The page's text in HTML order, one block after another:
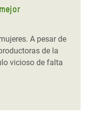
A pesar de
de la
vicioso de falta